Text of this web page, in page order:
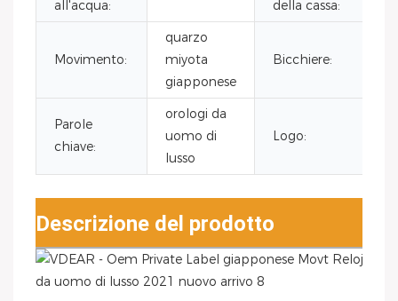
all'acqua:
della cassa:
Movimento:
quarzo
miyota
giapponese
Bicchiere:
Parole
chiave:
orologi da
uomo di
lusso
Logo:
Descrizione del prodotto